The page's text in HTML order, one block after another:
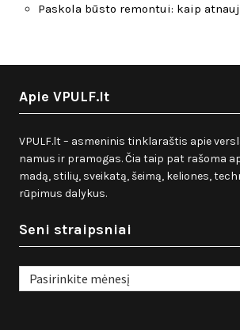
Paskola būsto remontui: kaip
Apie VPULF.lt
VPULF.lt – asmeninis tinklaraštis apie
namus ir pramogas. Čia taip pat rašoma
madą, stilių, sveikatą, šeimą, keliones,
rūpimus dalykus.
Seni straipsniai
Seni
straipsniai